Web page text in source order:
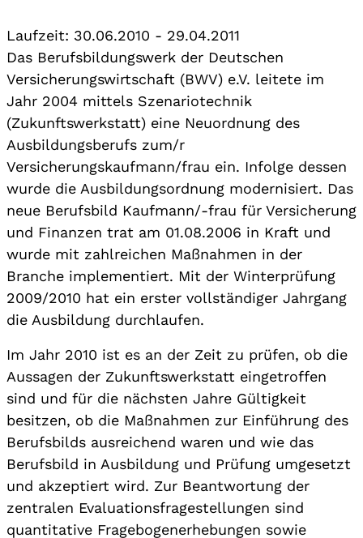
Laufzeit: 30.06.2010 - 29.04.2011
Das Berufsbildungswerk der Deutschen
Versicherungswirtschaft (BWV) e.V. leitete im
Jahr 2004 mittels Szenariotechnik
(Zukunftswerkstatt) eine Neuordnung des
Ausbildungsberufs zum/r
Versicherungskaufmann/frau ein. Infolge dessen
wurde die Ausbildungsordnung modernisiert. Das
neue Berufsbild Kaufmann/-frau für Versicherung
und Finanzen trat am 01.08.2006 in Kraft und
wurde mit zahlreichen Maßnahmen in der
Branche implementiert. Mit der Winterprüfung
2009/2010 hat ein erster vollständiger Jahrgang
die Ausbildung durchlaufen.
Im Jahr 2010 ist es an der Zeit zu prüfen, ob die
Aussagen der Zukunftswerkstatt eingetroffen
sind und für die nächsten Jahre Gültigkeit
besitzen, ob die Maßnahmen zur Einführung des
Berufsbilds ausreichend waren und wie das
Berufsbild in Ausbildung und Prüfung umgesetzt
und akzeptiert wird. Zur Beantwortung der
zentralen Evaluationsfragestellungen sind
quantitative Fragebogenerhebungen sowie